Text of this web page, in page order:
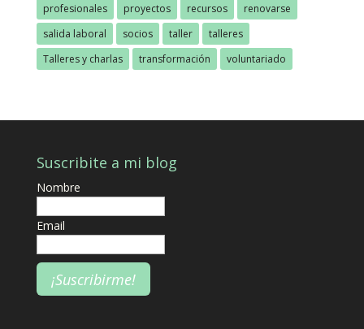
profesionales
proyectos recursos
renovarse
salida laboral
socios taller
talleres
Talleres y charlas
transformación voluntariado
Suscribite a mi blog
Nombre
Email